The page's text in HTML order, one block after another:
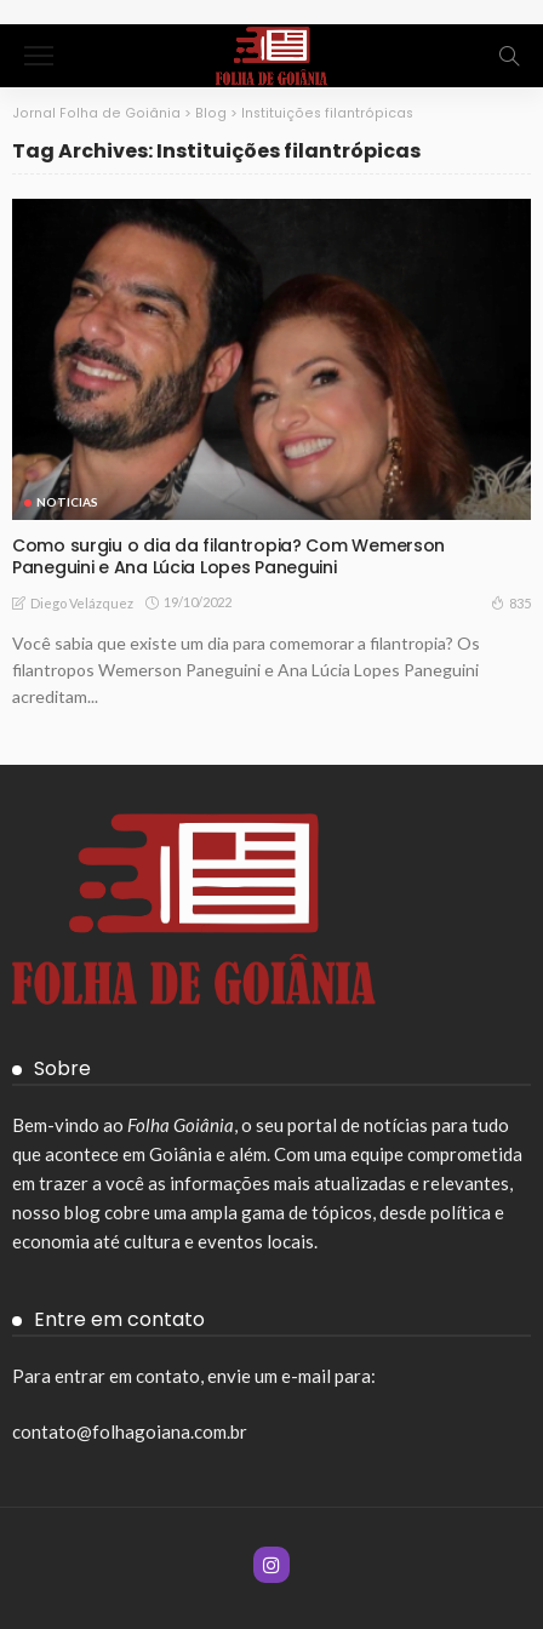
Jornal Folha de Goiânia > Blog > Instituições filantrópicas
Tag Archives: Instituições filantrópicas
NOTICIAS
Como surgiu o dia da filantropia? Com Wemerson
Paneguini e Ana Lúcia Lopes Paneguini
Diego Velázquez 19/10/2022 835
Você sabia que existe um dia para comemorar a filantropia? Os
filantropos Wemerson Paneguini e Ana Lúcia Lopes Paneguini
acreditam...
Sobre
Bem-vindo ao Folha Goiânia, o seu portal de notícias para tudo
que acontece em Goiânia e além. Com uma equipe comprometida
em trazer a você as informações mais atualizadas e relevantes,
nosso blog cobre uma ampla gama de tópicos, desde política e
economia até cultura e eventos locais.
Entre em contato
Para entrar em contato, envie um e-mail para:
contato@folhagoiana.com.br